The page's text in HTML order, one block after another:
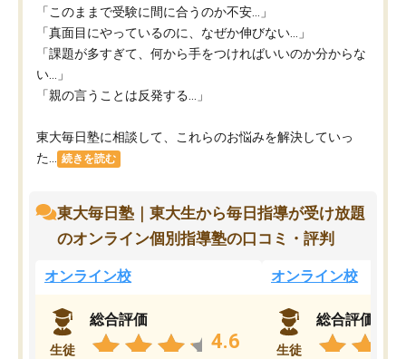
「このままで受験に間に合うのか不安…」
「真面目にやっているのに、なぜか伸びない…」
「課題が多すぎて、何から手をつければいいのか分からな
い…」
「親の言うことは反発する…」
東大毎日塾に相談して、これらのお悩みを解決していっ
た...
続きを読む
東大毎日塾｜東大生から毎日指導が受け放題
のオンライン個別指導塾の口コミ・評判
オンライン校
生徒
総合評価
4.6
オンライン校
生徒
総合評価